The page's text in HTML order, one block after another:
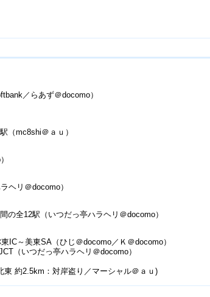
／らあず＠docomo）
（mc8shi＠ａｕ）
ヘリ＠docomo）
の全12駅（いつだっ亭ハラヘリ＠docomo）
IC～美東SA（ひじ＠docomo／Ｋ＠docomo）
（いつだっ亭ハラヘリ＠docomo）
約2.5km：対岸盗り／マーシャル＠ａｕ)